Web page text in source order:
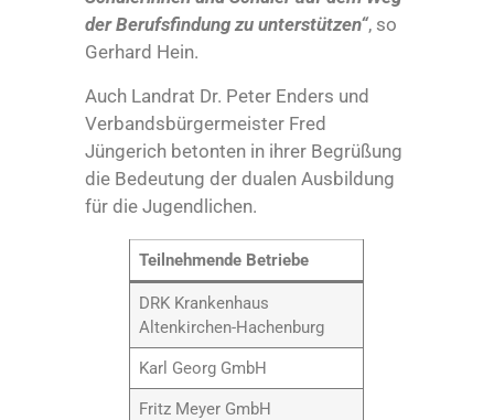
der Berufsfindung zu unterstützen“, so
Gerhard Hein.
Auch Landrat Dr. Peter Enders und
Verbandsbürgermeister Fred
Jüngerich betonten in ihrer Begrüßung
die Bedeutung der dualen Ausbildung
für die Jugendlichen.
Teilnehmende Betriebe
DRK Krankenhaus
Altenkirchen-Hachenburg
Karl Georg GmbH
Fritz Meyer GmbH